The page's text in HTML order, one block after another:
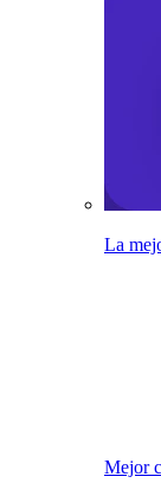
La
Mejor